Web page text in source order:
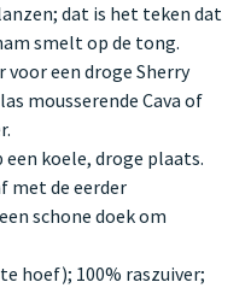
dat is het teken dat
smelt op de tong.
een droge Sherry
mousserende Cava of
een koele, droge plaats.
met de eerder
schone doek om
hoef); 100% raszuiver;